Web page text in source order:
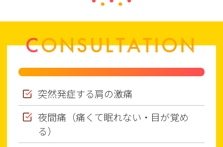
CONSULTATION
突然発症する肩の激痛
夜間痛（痛くて眠れない・目が覚め
る）